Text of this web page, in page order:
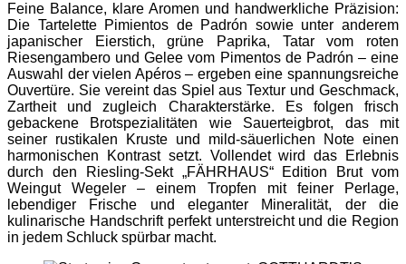
Feine Balance, klare Aromen und handwerkliche Präzision:
Die Tartelette Pimientos de Padrón sowie unter anderem
japanischer Eierstich, grüne Paprika, Tatar vom roten
Riesengambero und Gelee vom Pimentos de Padrón – eine
Auswahl der vielen Apéros – ergeben eine spannungsreiche
Ouvertüre. Sie vereint das Spiel aus Textur und Geschmack,
Zartheit und zugleich Charakterstärke. Es folgen frisch
gebackene Brotspezialitäten wie Sauerteigbrot, das mit
seiner rustikalen Kruste und mild-säuerlichen Note einen
harmonischen Kontrast setzt. Vollendet wird das Erlebnis
durch den Riesling-Sekt „FÄHRHAUS“ Edition Brut vom
Weingut Wegeler – einem Tropfen mit feiner Perlage,
lebendiger Frische und eleganter Mineralität, der die
kulinarische Handschrift perfekt unterstreicht und die Region
in jedem Schluck spürbar macht.